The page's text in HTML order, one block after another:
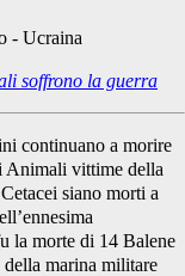
soffrono la guerra
continuano a morire
Animali vittime della
siano morti a
la morte di 14 Balene
della marina militare